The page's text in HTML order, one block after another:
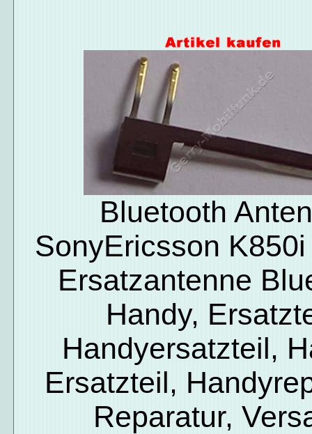
Bluetooth
SonyEricsson
Ersatzantenne
Handy,
Handyersatzteil,
Ersatzteil,
Reparatur,